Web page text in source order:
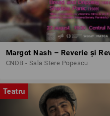
CNDB - Sala Stere Popescu
Teatru